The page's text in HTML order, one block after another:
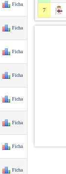
Ficha
Ficha
Ficha
Ficha
Ficha
Ficha
Ficha
Ficha
7